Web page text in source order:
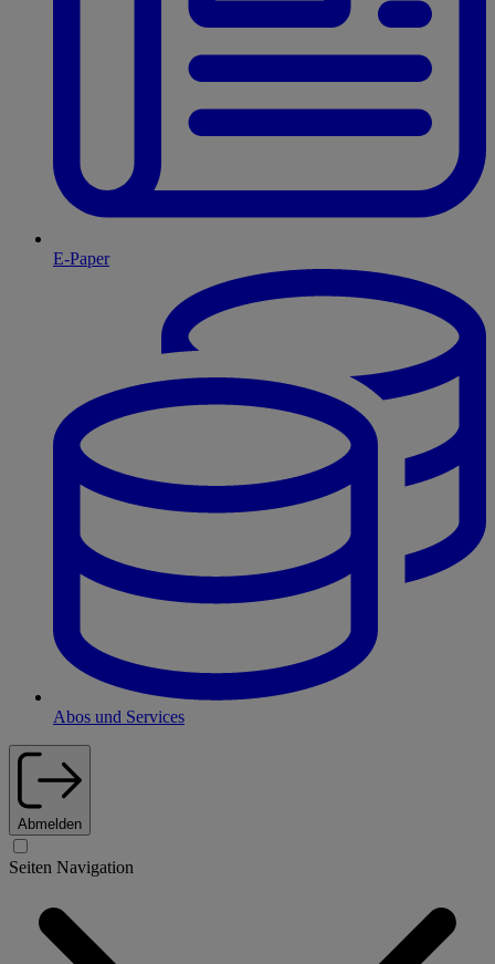
E-Paper
Abos und Services
Abmelden
Seiten Navigation